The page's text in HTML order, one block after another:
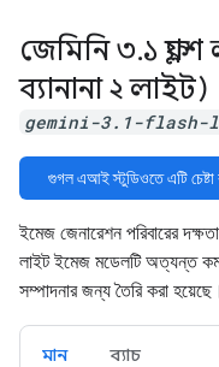
জেমিনি ৩.১
ব্যানানা ২ লাইট)
gemini-3.1-flash-
গুগল এআই স্টুডিওতে এটি চেষ্টা
ইমেজ জেনারেশন পরিবারের
লাইট ইমেজ মডেলটি অত্যন্ত কম
সম্পাদনার জন্য তৈরি করা হয়েছে।
মান ব্যাচ